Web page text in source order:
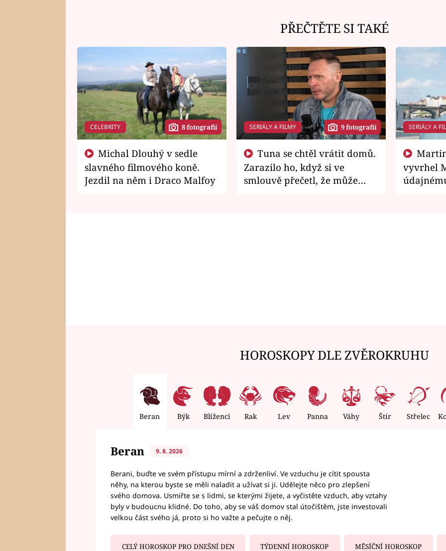
PŘEČTĚTE SI TAKÉ
CELEBRITY 8 fotografií
slavného filmového koně.
Jezdil na něm i Draco Malfoy
SERIÁLY A FILMY 9 fotografií
Zarazilo ho, když si ve
smlouvě přečetl, že může
SERIÁLY A
vyvrhel
HOROSKOPY DLE ZVĚROKRUHU
Beran Býk Blíženci Rak Lev Panna Váhy Štír Střelec
Beran 9. 8. 2026
Berani, buďte ve svém přístupu mírní a zdrženliví. Ve vzduchu je cítit spousta
něhy, na kterou byste se měli naladit a užívat si ji. Udělejte něco pro zlepšení
svého domova. Usmiřte se s lidmi, se kterými žijete, a vyčistěte vzduch, aby vztahy
byly v budoucnu klidné. Do toho, aby se váš domov stal útočištěm, jste investovali
velkou část svého já, proto si ho važte a pečujte o něj.
CELÝ HOROSKOP PRO DNEŠNÍ DEN TÝDENNÍ HOROSKOP MĚSÍČNÍ HOROSKOP